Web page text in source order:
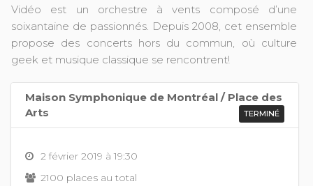
Vidéo est un orchestre à vents composé d’une
soixantaine de passionnés. Depuis 2008, cet ensemble
propose des concerts hors du commun, où culture
geek et musique classique se rencontrent!
Maison Symphonique de Montréal / Place des
Arts
TERMINÉ
2 février 2019 à 19:30
2100 places au total